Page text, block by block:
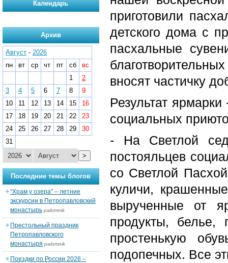
приготовили
детского дома с
пасхальные
вносят частичку
Результат
социальных
- На Светлой
постояльцев
со Светлой
куличи,
вырученные от
продукты, белье,
простенькую
подопечных. Все
Календарь
Архив
Август - 2026
пн
вт ср чт пт сб
вс
1
2
3
4 5 6 7 8
9
10
11 12 13 14 15
16
17
18 19 20 21 22
23
24
25 26 27 28 29
30
31
>
Последние темы блогов
“Храм у озера” – летние
экскурсии в Петропавловский
монастырь palomnik
Престольный праздник
Петропавловского
монастыря palomnik
Поездки по России 2026 –